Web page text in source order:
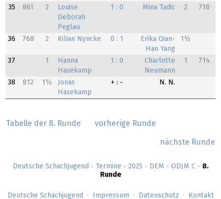
Deutsche Schachjugend > Termine > 2025 > DEM > ODJM C > 8.
Runde
35
861 2
Louise
Deborah
Peglau
1 : 0 Mina Tadic 2 718
36 768 2 Kilian Nyncke 0 : 1
Erika Qian-
Han Yang
1½
37 1
Hanna
Hasekamp
1 : 0
Charlotte
Neumann
1 714
38 812 1½
Jonas
Hasekamp
+ : - N. N.
Tabelle der 8. Runde vorherige Runde
nächste Runde
Deutsche Schachjugend Impressum Datenschutz Kontakt